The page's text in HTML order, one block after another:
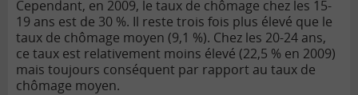
Cependant, en 2009, le taux de chômage chez les 15-
19 ans est de 30 %. Il reste trois fois plus élevé que le
taux de chômage moyen (9,1 %). Chez les 20-24 ans,
ce taux est relativement moins élevé (22,5 % en 2009)
mais toujours conséquent par rapport au taux de
chômage moyen.